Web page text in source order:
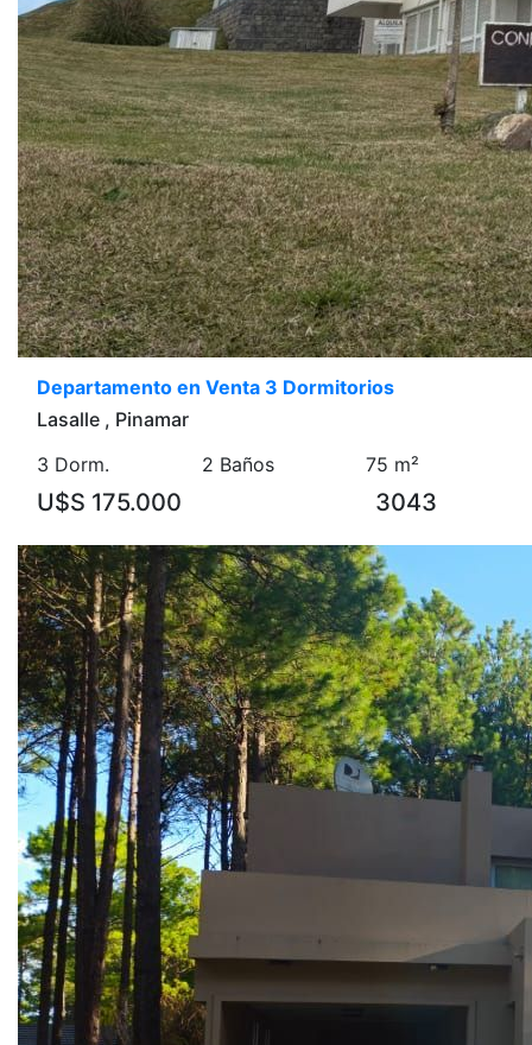
Departamento en Venta 3 Dormitorios
Lasalle , Pinamar
3 Dorm.
2 Baños 75 m²
U$S 175.000 3043